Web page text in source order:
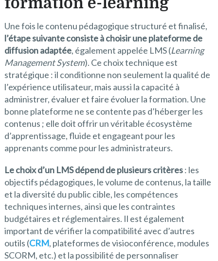
Une fois le contenu pédagogique structuré et finalisé,
l’étape suivante consiste à choisir une plateforme de
diffusion adaptée, également appelée LMS (Learning
Management System). Ce choix technique est
stratégique : il conditionne non seulement la qualité de
l’expérience utilisateur, mais aussi la capacité à
administrer, évaluer et faire évoluer la formation. Une
bonne plateforme ne se contente pas d’héberger les
contenus ; elle doit offrir un véritable écosystème
d’apprentissage, fluide et engageant pour les
apprenants comme pour les administrateurs.
Le choix d’un LMS dépend de plusieurs critères: les
objectifs pédagogiques, le volume de contenus, la taille
et la diversité du public cible, les compétences
techniques internes, ainsi que les contraintes
budgétaires et réglementaires. Il est également
important de vérifier la compatibilité avec d’autres
outils (CRM, plateformes de visioconférence, modules
SCORM, etc.) et la possibilité de personnaliser